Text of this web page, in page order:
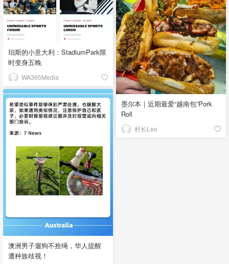
墨尔本｜近期最爱“越南包”Pork
Roll
村长Leo
珀斯的小意大利：StadiumPark限
时变身五晚
WA365Media
澳洲男子遛狗不拴绳，华人提醒
遭种族歧视！